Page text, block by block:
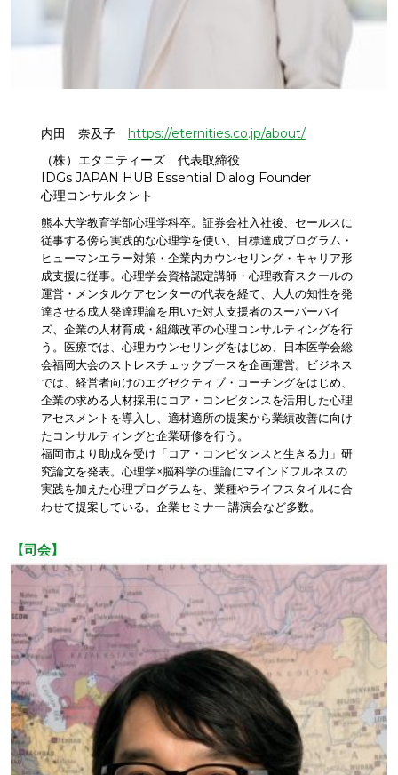
内田 奈及子 https://eternities.co.jp/about/
（株）エタニティーズ 代表取締役
IDGs JAPAN HUB Essential Dialog Founder
心理コンサルタント
熊本大学教育学部心理学科卒。証券会社入社後、セールスに
従事する傍ら実践的な心理学を使い、目標達成プログラム・
ヒューマンエラー対策・企業内カウンセリング・キャリア形
成支援に従事。心理学会資格認定講師・⼼理教育スクールの
運営・メンタルケアセンターの代表を経て、大人の知性を発
達させる成人発達理論を用いた対人支援者のスーパーバイ
ズ、企業の人材育成・組織改革の心理コンサルティングを行
う。医療では、心理カウンセリングをはじめ、日本医学会総
会福岡大会のストレスチェックブースを企画運営。ビジネス
では、経営者向けのエグゼクティブ・コーチングをはじめ、
企業の求める人材採用にコア・コンピタンスを活用した心理
アセスメントを導入し、適材適所の提案から業績改善に向け
たコンサルティングと企業研修を行う。
福岡市より助成を受け「コア・コンピタンスと生きる力」研
究論文を発表。心理学×脳科学の理論にマインドフルネスの
実践を加えた心理プログラムを、業種やライフスタイルに合
わせて提案している。企業セミナー 講演会など多数。
【司会】